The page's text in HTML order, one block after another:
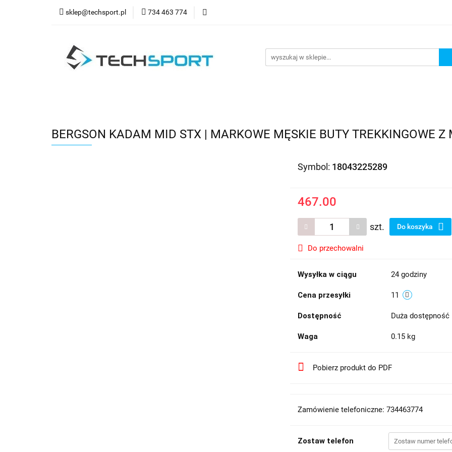
sklep@techsport.pl 734 463 774
WYPRZEDAŻ
BERGSON KADAM MID STX | MARKOWE MĘSKIE BUTY TREKKINGOWE
Symbol: 18043225289
467.00
szt. Do koszyka
Do przechowalni
Wysyłka w ciągu 24 godziny
Cena przesyłki 11
Dostępność Duża dostępność
Waga 0.15 kg
Pobierz produkt do PDF
Zamówienie telefoniczne: 734463774
Zostaw telefon